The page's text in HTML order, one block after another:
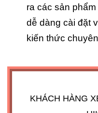
ra các sản
dễ dàng cài đặt
kiến thức
KHÁCH HÀNG